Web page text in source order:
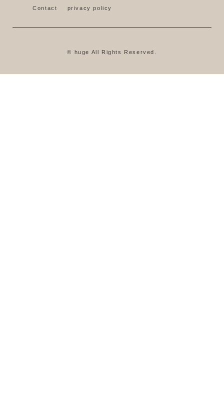
Contact privacy policy
© huge All Rights Reserved.